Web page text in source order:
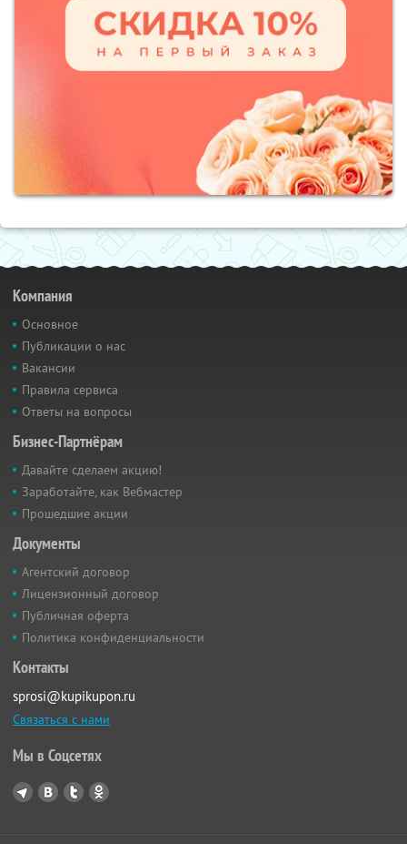
Компания
Основное
Публикации о нас
Вакансии
Правила сервиса
Ответы на вопросы
Бизнес-Партнёрам
Давайте сделаем акцию!
Заработайте, как Вебмастер
Прошедшие акции
Документы
Агентский договор
Лицензионный договор
Публичная оферта
Политика конфиденциальности
Контакты
sprosi@kupikupon.ru
Связаться с нами
Мы в Соцсетях